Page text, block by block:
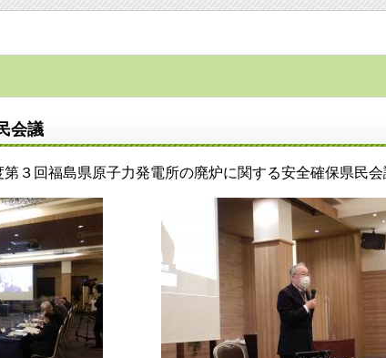
会議
３回福島県原子力発電所の廃炉に関する安全確保県民